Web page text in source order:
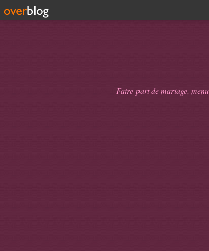
Faire-part de mariage,